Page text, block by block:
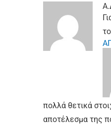
πολλά θετικά
αποτέλεσμα της